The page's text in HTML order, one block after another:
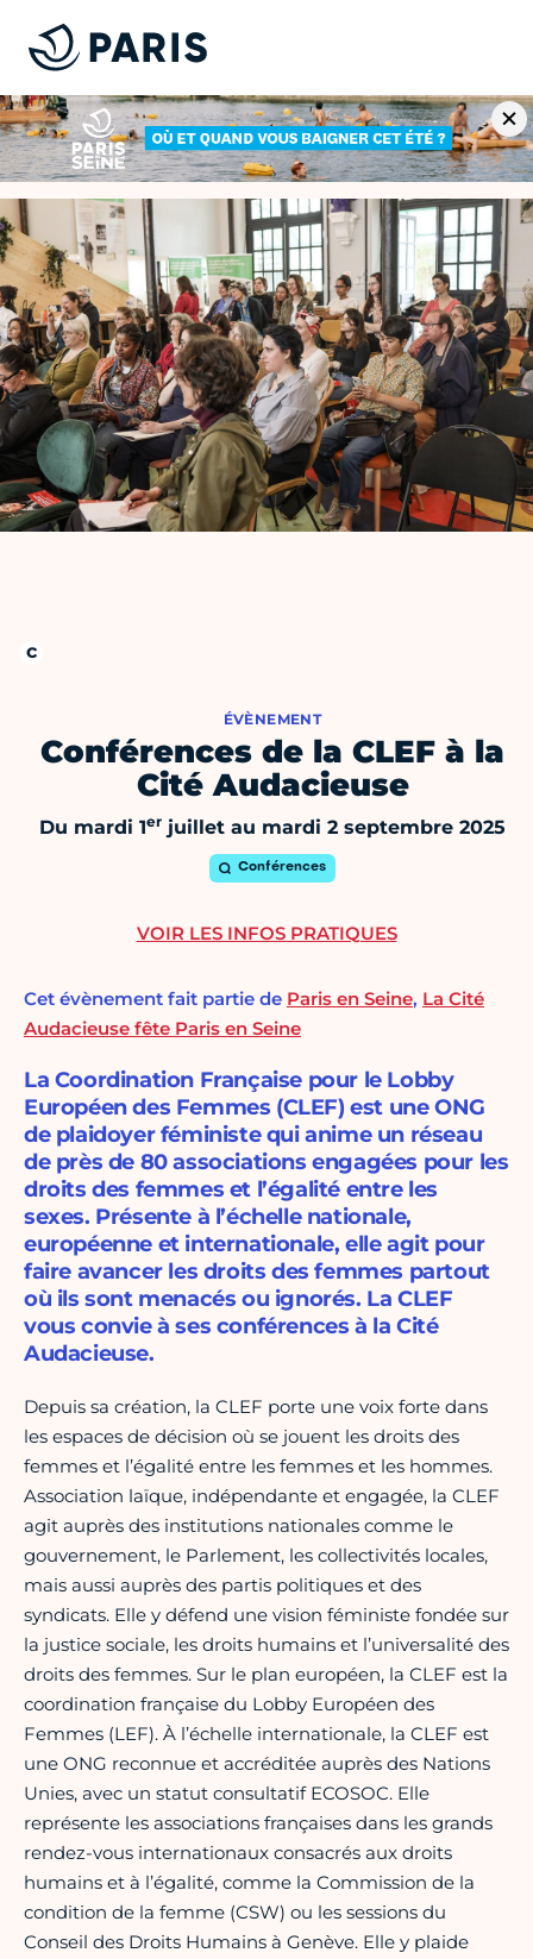
ÉVÈNEMENT
Conférences de la CLEF à la
Cité Audacieuse
Du mardi 1er juillet au mardi 2 septembre 2025
Conférences
Cet évènement fait partie de Paris en Seine, La Cité
Audacieuse fête Paris en Seine
La Coordination Française pour le Lobby
Européen des Femmes (CLEF) est une ONG
de plaidoyer féministe qui anime un réseau
de près de 80 associations engagées pour les
droits des femmes et l’égalité entre les
sexes. Présente à l’échelle nationale,
européenne et internationale, elle agit pour
faire avancer les droits des femmes partout
où ils sont menacés ou ignorés. La CLEF
vous convie à ses conférences à la Cité
Audacieuse.
Depuis sa création, la CLEF porte une voix forte dans
les espaces de décision où se jouent les droits des
femmes et l’égalité entre les femmes et les hommes.
Association laïque, indépendante et engagée, la CLEF
agit auprès des institutions nationales comme le
gouvernement, le Parlement, les collectivités locales,
mais aussi auprès des partis politiques et des
syndicats. Elle y défend une vision féministe fondée sur
la justice sociale, les droits humains et l’universalité des
droits des femmes. Sur le plan européen, la CLEF est la
coordination française du Lobby Européen des
Femmes (LEF). À l’échelle internationale, la CLEF est
une ONG reconnue et accréditée auprès des Nations
Unies, avec un statut consultatif ECOSOC. Elle
représente les associations françaises dans les grands
rendez-vous internationaux consacrés aux droits
humains et à l’égalité, comme la Commission de la
condition de la femme (CSW) ou les sessions du
Conseil des Droits Humains à Genève. Elle y plaide
VOIR LES INFOS PRATIQUES